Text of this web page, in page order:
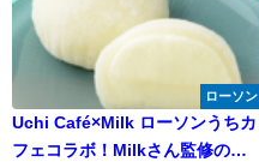
ローソン
Uchi Café×Milk ローソンうちカ
フェコラボ！Milkさん監修の